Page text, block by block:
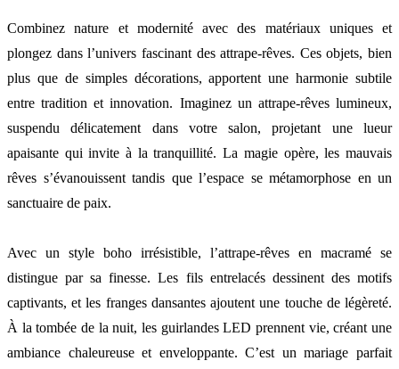
Combinez nature et modernité avec des matériaux uniques et
plongez dans l’univers fascinant des attrape-rêves. Ces objets, bien
plus que de simples décorations, apportent une harmonie subtile
entre tradition et innovation. Imaginez un attrape-rêves lumineux,
suspendu délicatement dans votre salon, projetant une lueur
apaisante qui invite à la tranquillité. La magie opère, les mauvais
rêves s’évanouissent tandis que l’espace se métamorphose en un
sanctuaire de paix.
Avec un style boho irrésistible, l’attrape-rêves en macramé se
distingue par sa finesse. Les fils entrelacés dessinent des motifs
captivants, et les franges dansantes ajoutent une touche de légèreté.
À la tombée de la nuit, les guirlandes LED prennent vie, créant une
ambiance chaleureuse et enveloppante. C’est un mariage parfait